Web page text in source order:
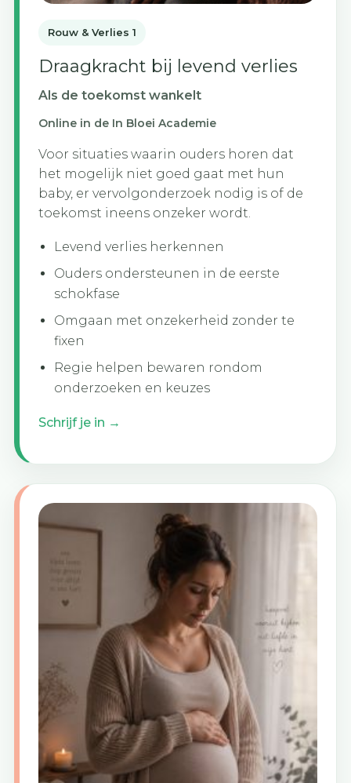
Rouw & Verlies 1
Draagkracht bij levend verlies
Als de toekomst wankelt
Online in de In Bloei Academie
Voor situaties waarin ouders horen dat
het mogelijk niet goed gaat met hun
baby, er vervolgonderzoek nodig is of de
toekomst ineens onzeker wordt.
Levend verlies herkennen
Ouders ondersteunen in de eerste
schokfase
Omgaan met onzekerheid zonder te
fixen
Regie helpen bewaren rondom
onderzoeken en keuzes
Schrijf je in →